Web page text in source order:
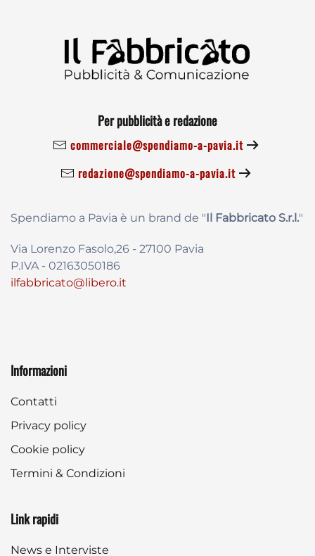
Per pubblicità e redazione
commerciale@spendiamo-a-pavia.it
redazione@spendiamo-a-pavia.it
Spendiamo a Pavia è un brand de " Il Fabbricato S.r.l."
Via Lorenzo Fasolo,26 - 27100 Pavia
P.IVA - 02163050186
ilfabbricato@libero.it
Informazioni
Contatti
Privacy policy
Cookie policy
Termini & Condizioni
Link rapidi
News e Interviste